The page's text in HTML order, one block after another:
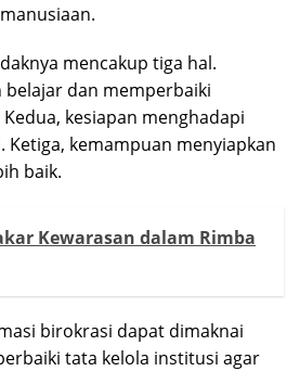
mencakup tiga hal.
belajar dan memperbaiki
kesiapan menghadapi
Ketiga, kemampuan menyiapkan
baik.
Kewarasan dalam Rimba
birokrasi dapat dimaknai
tata kelola institusi agar